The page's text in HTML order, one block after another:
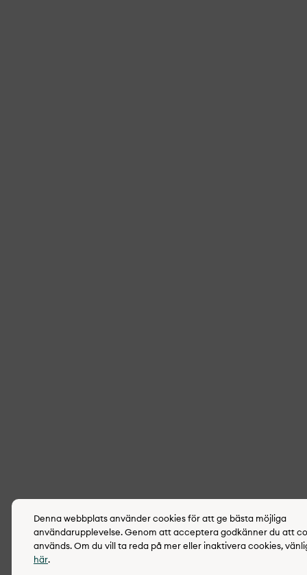
Denna webbplats använder cookies för att ge bästa möjliga
användarupplevelse. Genom att acceptera godkänner du att
används. Om du vill ta reda på mer eller inaktivera cookies,
här.